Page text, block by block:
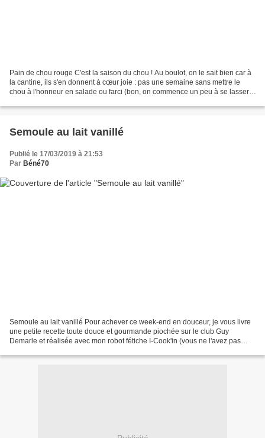
Pain de chou rouge C'est la saison du chou ! Au boulot, on le sait bien car à
la cantine, ils s'en donnent à cœur joie : pas une semaine sans mettre le
chou à l'honneur en salade ou farci (bon, on commence un peu à se lasser...
Semoule au lait vanillé
Publié le 17/03/2019 à 21:53
Par Béné70
Semoule au lait vanillé Pour achever ce week-end en douceur, je vous livre
une petite recette toute douce et gourmande piochée sur le club Guy
Demarle et réalisée avec mon robot fétiche I-Cook'in (vous ne l'avez pas